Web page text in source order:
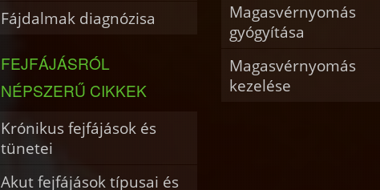
Fájdalmak diagnózisa
FEJFÁJÁSRÓL
NÉPSZERŰ CIKKEK
Krónikus fejfájások és
tünetei
Akut fejfájások típusai és
Magasvérnyomás
gyógyítása
Magasvérnyomás
kezelése